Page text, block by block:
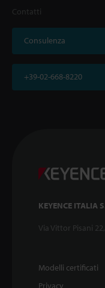
Contatti
Consulenza
+39-02-668-8220
KEYENCE ITALIA
Via Vittor Pisani
Modelli certificati
Privacy